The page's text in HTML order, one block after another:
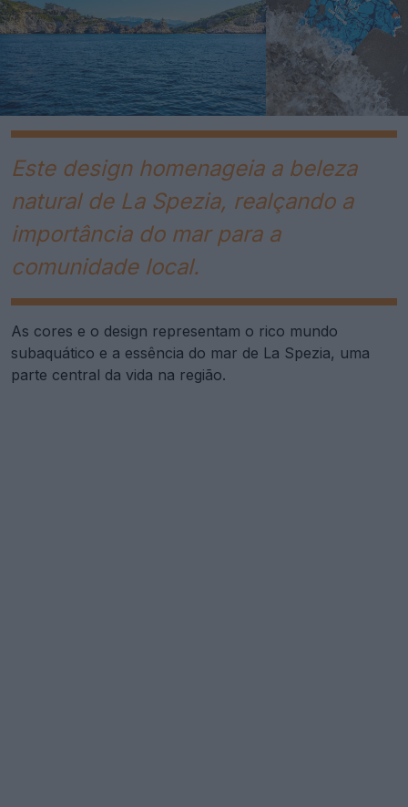
Este design homenageia a beleza
natural de La Spezia, realçando a
importância do mar para a
comunidade local.
As cores e o design representam o rico mundo
subaquático e a essência do mar de La Spezia, uma
parte central da vida na região.